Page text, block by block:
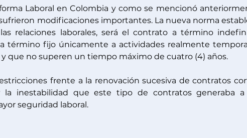
Laboral en Colombia y como se mencionó
modificaciones importantes. La nueva norma
relaciones laborales, será el contrato a término
término fijo únicamente a actividades realmente
que no superen un tiempo máximo de cuatro (4) años.
frente a la renovación sucesiva de contratos
la inestabilidad que este tipo de contratos generaba a
seguridad laboral.